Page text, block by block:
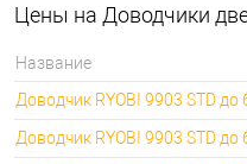
Цены на Доводчики
Название
Доводчик RYOBI 9903 STD
Доводчик RYOBI 9903 STD до